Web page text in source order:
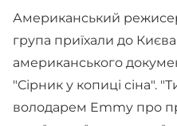
Американський
група приїхали до
американського
"Сірник у копиці сіна".
володарем Emmy про